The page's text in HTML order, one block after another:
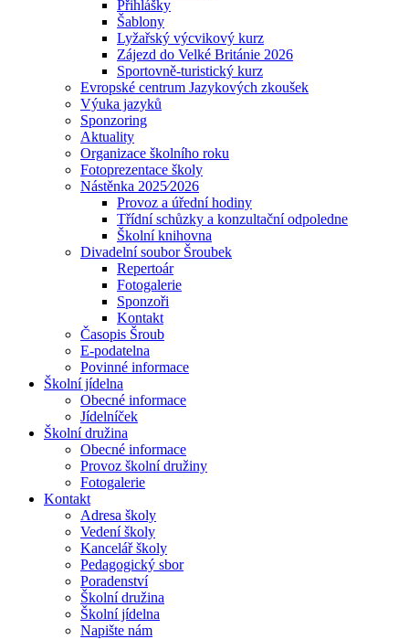
Přihlášky
Šablony
Lyžařský výcvikový kurz
Zájezd do Velké Británie 2026
Sportovně-turistický kurz
Evropské centrum Jazykových zkoušek
Výuka jazyků
Sponzoring
Aktuality
Organizace školního roku
Fotoprezentace školy
Nástěnka 2025⁄2026
Provoz a úřední hodiny
Třídní schůzky a konzultační odpoledne
Školní knihovna
Divadelní soubor Šroubek
Repertoár
Fotogalerie
Sponzoři
Kontakt
Časopis Šroub
E-podatelna
Povinné informace
Školní jídelna
Obecné informace
Jídelníček
Školní družina
Obecné informace
Provoz školní družiny
Fotogalerie
Kontakt
Adresa školy
Vedení školy
Kancelář školy
Pedagogický sbor
Poradenství
Školní družina
Školní jídelna
Napište nám